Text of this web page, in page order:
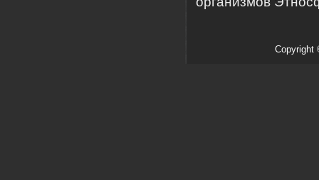
Copyright